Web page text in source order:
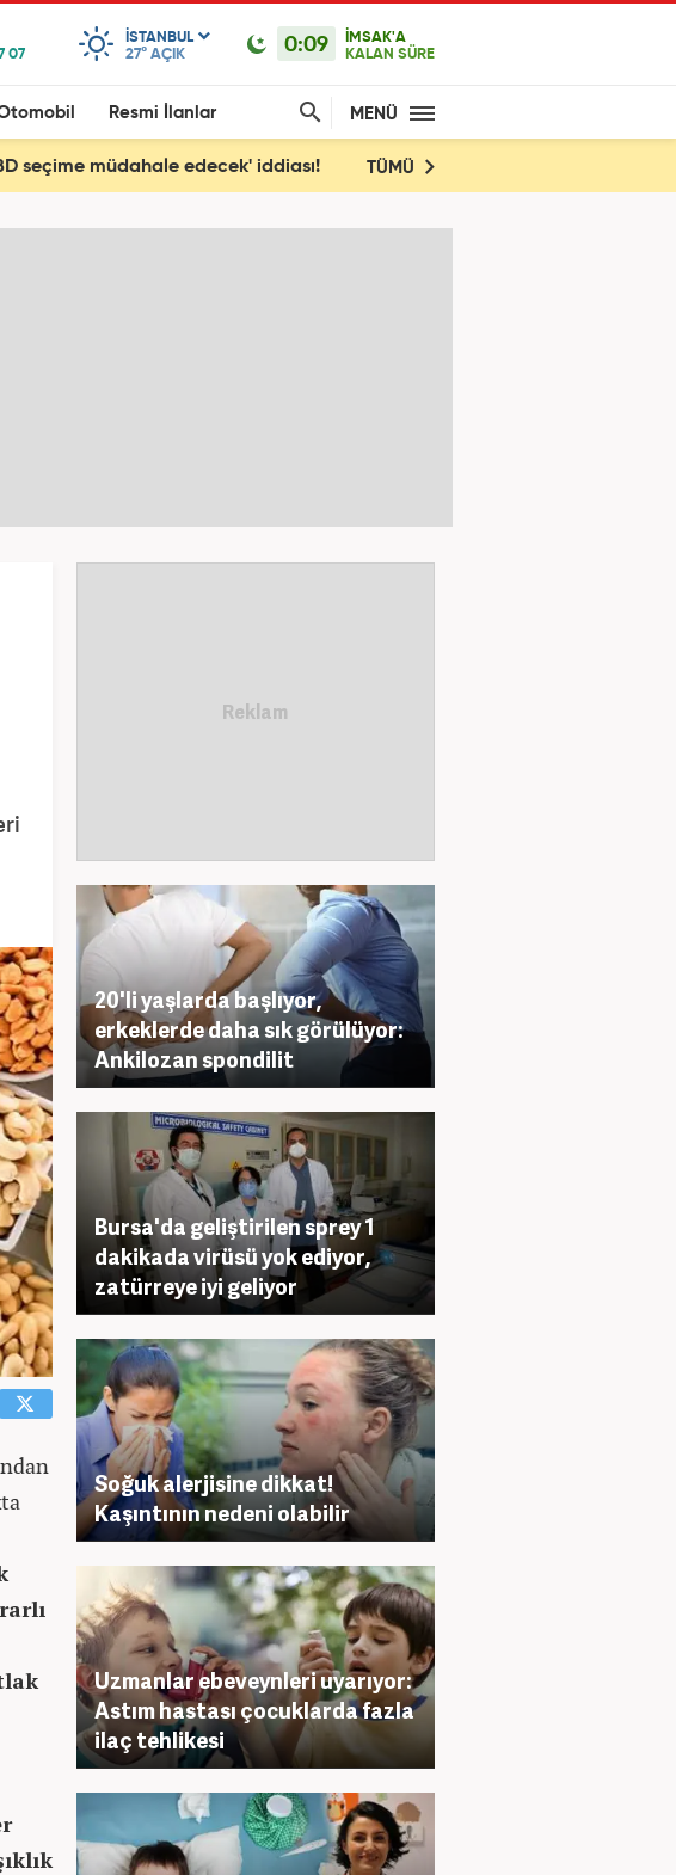
ISTANBUL
27° AÇIK 0:09
İMSAK'A
KALAN SÜRE
Resmi İlanlar MENÜ
seçime müdahale edecek' iddiası! TÜMÜ
20'li yaşlarda başlıyor,
erkeklerde daha sık görülüyor:
Ankilozan spondilit
Bursa'da geliştirilen sprey 1
dakikada virüsü yok ediyor,
zatürreye iyi geliyor
Soğuk alerjisine dikkat!
Kaşıntının nedeni olabilir
Uzmanlar ebeveynleri uyarıyor:
Astım hastası çocuklarda fazla
ilaç tehlikesi